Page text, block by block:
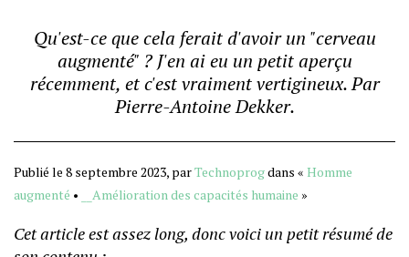
Qu'est-ce que cela ferait d'avoir un "cerveau
augmenté" ? J'en ai eu un petit aperçu
récemment, et c'est vraiment vertigineux. Par
Pierre-Antoine Dekker.
Publié le 8 septembre 2023, parTechnoprogdans « Homme
augmenté • __Amélioration des capacités humaine »
Cet article est assez long, donc voici un petit résumé de